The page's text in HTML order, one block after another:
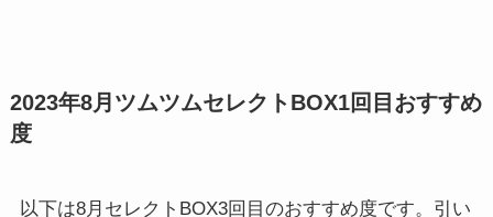
2023年8月ツムツムセレクトBOX1回目 おすすめ
度
以下は8月セレクトBOX3回目のおすすめ度です。引い